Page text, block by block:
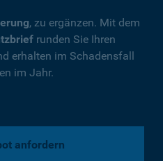
, zu ergänzen. Mit dem
runden Sie Ihren
erhalten im Schadensfall
im Jahr.
anfordern